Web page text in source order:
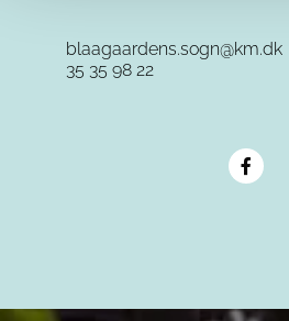
blaagaardens.sogn@km.dk
35 35 98 22